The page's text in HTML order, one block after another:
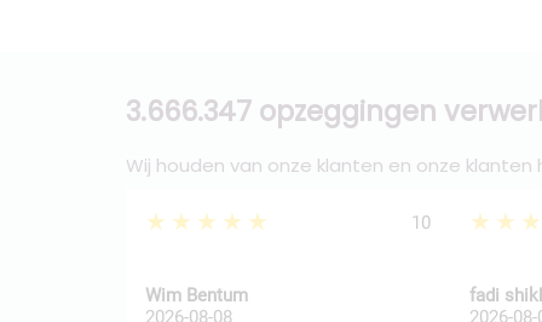
3.666.347 opzeggingen
Wij houden van onze klanten en onze klanten
★★★★★ 10
Wim Bentum
2026-08-08
fadi
2026-08-